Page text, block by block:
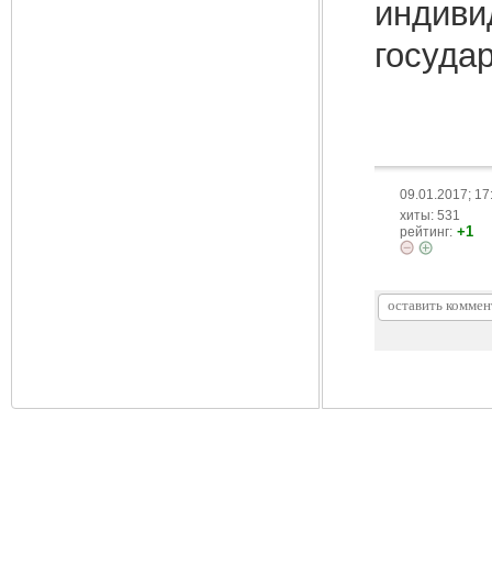
09.01.2017;
хиты: 531
рейтинг: +1